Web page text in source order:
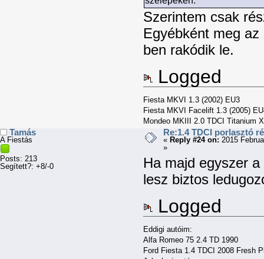
Szerintem csak
Egyébként meg
ben rakódik le.
Logged
Fiesta MKVI 1.3 (2002) EU3
Fiesta MKVI Facelift 1.3 (2005)
Mondeo MKIII 2.0 TDCI Titanium
Tamás
A Fiestás
Posts: 213
Segített?: +8/-0
Re:1.4 TDCI porlasztó
« Reply #24 on: 2015
»
Ha majd egyszer
lesz biztos
Logged
Eddigi autóim:
Alfa Romeo 75 2.4 TD 1990
Ford Fiesta 1.4 TDCI 2008 Fresh